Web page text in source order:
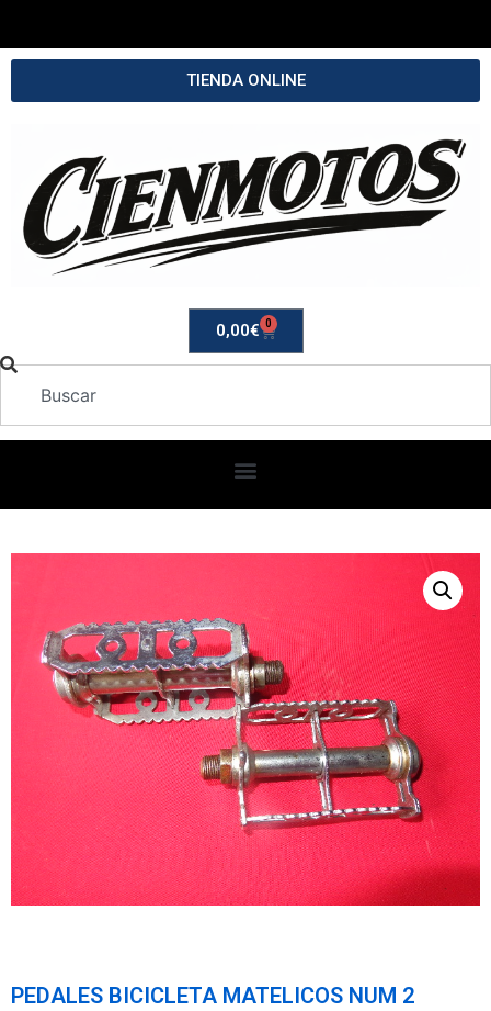
TIENDA ONLINE
0,00€ 0
PEDALES BICICLETA MATELICOS NUM 2